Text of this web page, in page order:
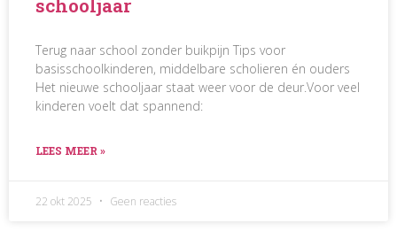
schooljaar
Terug naar school zonder buikpijn Tips voor
basisschoolkinderen, middelbare scholieren én ouders
Het nieuwe schooljaar staat weer voor de deur.Voor veel
kinderen voelt dat spannend:
LEES MEER »
22 okt 2025 Geen reacties